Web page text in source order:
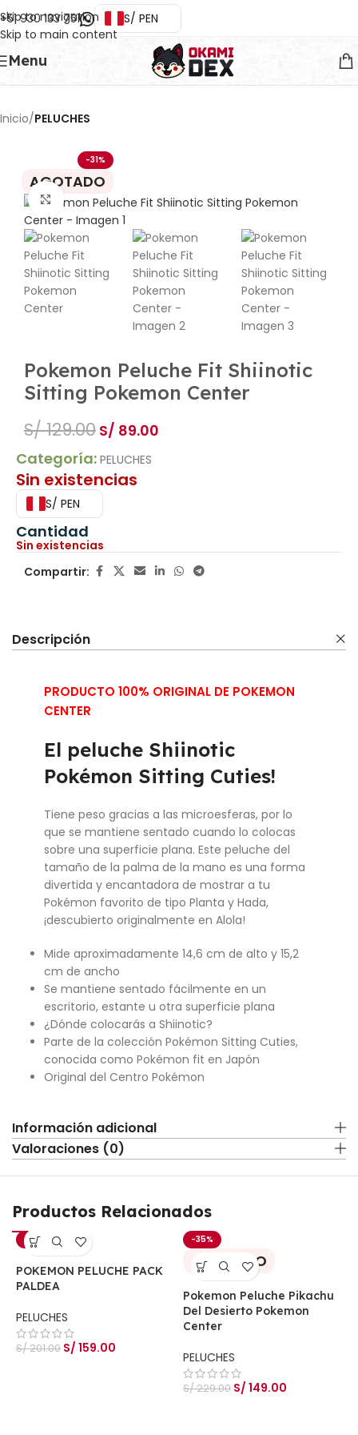
Skip to navigation
Skip to main content
+51 930 133 751 S/ PEN
Menu
Inicio PELUCHES
-31%
AGOTADO
Ampliar imágen
Pokemon Peluche Fit Shiinotic
Sitting Pokemon Center
S/129.00 S/ 89.00
Categoría: PELUCHES
Sin existencias
S/ PEN
Cantidad
Sin existencias
Compartir:
Descripción
PRODUCTO 100% ORIGINAL DE POKEMON
CENTER
El peluche Shiinotic
Pokémon Sitting Cuties!
Tiene peso gracias a las microesferas, por lo
que se mantiene sentado cuando lo colocas
sobre una superficie plana. Este peluche del
tamaño de la palma de la mano es una forma
divertida y encantadora de mostrar a tu
Pokémon favorito de tipo Planta y Hada,
¡descubierto originalmente en Alola!
Mide aproximadamente 14,6 cm de alto y 15,2
cm de ancho
Se mantiene sentado fácilmente en un
escritorio, estante u otra superficie plana
¿Dónde colocarás a Shiinotic?
Parte de la colección Pokémon Sitting Cuties,
conocida como Pokémon fit en Japón
Original del Centro Pokémon
Información adicional
Valoraciones (0)
Productos Relacionados
-21%
POKEMON PELUCHE PACK
PALDEA
PELUCHES
S/201.00 S/ 159.00
-35%
AGOTADO
Pokemon Peluche Pikachu
Del Desierto Pokemon
Center
PELUCHES
S/229.00 S/ 149.00